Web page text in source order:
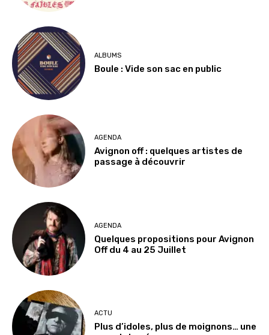
ALBUMS
Boule : Vide son sac en public
AGENDA
Avignon off : quelques artistes de
passage à découvrir
AGENDA
Quelques propositions pour Avignon
Off du 4 au 25 Juillet
ACTU
Plus d’idoles, plus de moignons… une